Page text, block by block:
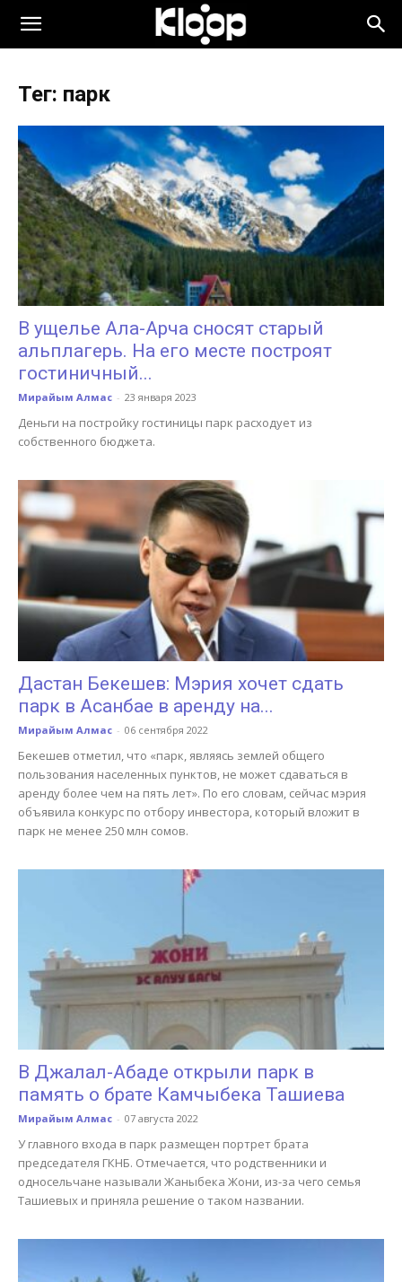
KLOOP.KG
Новости
Кыргызстана
Тег: парк
В ущелье Ала-Арча сносят старый
альплагерь. На его месте построят
гостиничный...
Мирайым Алмас - 23 января 2023
Деньги на постройку гостиницы парк расходует из
собственного бюджета.
Дастан Бекешев: Мэрия хочет сдать
парк в Асанбае в аренду на...
Мирайым Алмас - 06 сентября 2022
Бекешев отметил, что «парк, являясь землей общего
пользования населенных пунктов, не может сдаваться в
аренду более чем на пять лет». По его словам, сейчас мэрия
объявила конкурс по отбору инвестора, который вложит в
парк не менее 250 млн сомов.
В Джалал-Абаде открыли парк в
память о брате Камчыбека Ташиева
Мирайым Алмас - 07 августа 2022
У главного входа в парк размещен портрет брата
председателя ГКНБ. Отмечается, что родственники и
односельчане называли Жаныбека Жони, из-за чего семья
Ташиевых и приняла решение о таком названии.